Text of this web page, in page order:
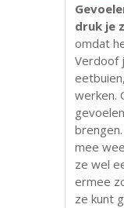
druk je
omdat
Verdoof
werken.
mee
ze wel
ermee
ze kunt